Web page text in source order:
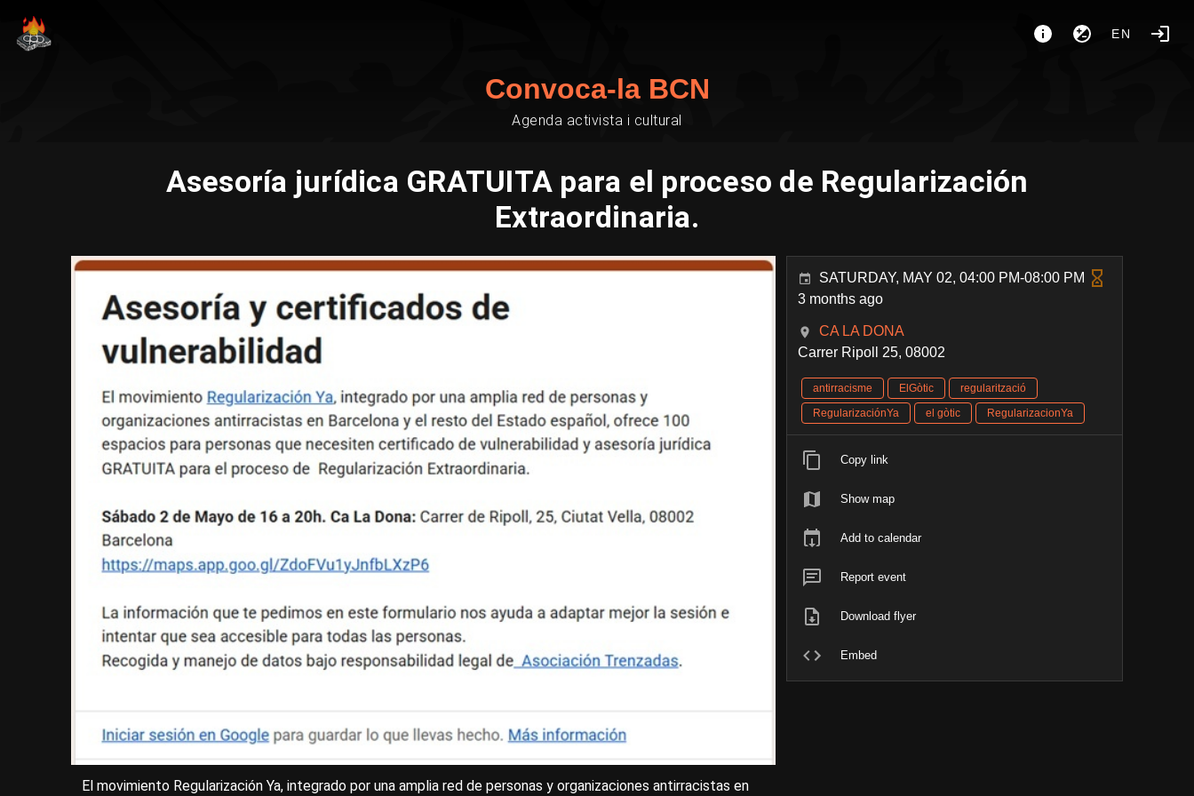
EN
Convoca-la BCN
Agenda activista i cultural
Asesoría jurídica GRATUITA para el proceso de Regularización
Extraordinaria.
El movimiento Regularización Ya, integrado por una amplia red de personas y organizaciones antirracistas en
SATURDAY, MAY 02, 04:00 PM-08:00 PM
3 months ago
CA LA DONA
Carrer Ripoll 25, 08002
antirracisme ElGòtic
regularització
RegularizaciónYa
el gòtic RegularizacionYa
Copy link
Show map
Add to calendar
Report event
Download flyer
Embed